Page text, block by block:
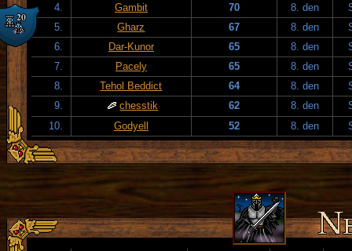
4.
Gambit 70 8. den
5.
Gharz 67 8. den
6.
Dar-Kunor 65 8. den
7.
Pacely 65 8. den
8.
Tehol Beddict 64 8. den
9.
chesstik 62 8. den
10.
Godyell 52 8. den